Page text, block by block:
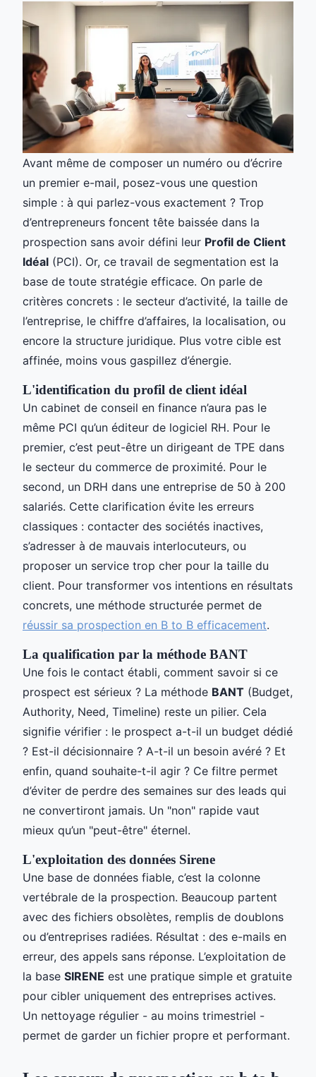
Avant même de composer un numéro ou d’écrire
un premier e-mail, posez-vous une question
simple : à qui parlez-vous exactement ? Trop
d’entrepreneurs foncent tête baissée dans la
prospection sans avoir défini leur Profil de Client
Idéal (PCI). Or, ce travail de segmentation est la
base de toute stratégie efficace. On parle de
critères concrets : le secteur d’activité, la taille de
l’entreprise, le chiffre d’affaires, la localisation, ou
encore la structure juridique. Plus votre cible est
affinée, moins vous gaspillez d’énergie.
L'identification du profil de client idéal
Un cabinet de conseil en finance n’aura pas le
même PCI qu’un éditeur de logiciel RH. Pour le
premier, c’est peut-être un dirigeant de TPE dans
le secteur du commerce de proximité. Pour le
second, un DRH dans une entreprise de 50 à 200
salariés. Cette clarification évite les erreurs
classiques : contacter des sociétés inactives,
s’adresser à de mauvais interlocuteurs, ou
proposer un service trop cher pour la taille du
client. Pour transformer vos intentions en résultats
concrets, une méthode structurée permet de
réussir sa prospection en B to B efficacement.
La qualification par la méthode BANT
Une fois le contact établi, comment savoir si ce
prospect est sérieux ? La méthode BANT (Budget,
Authority, Need, Timeline) reste un pilier. Cela
signifie vérifier : le prospect a-t-il un budget dédié
? Est-il décisionnaire ? A-t-il un besoin avéré ? Et
enfin, quand souhaite-t-il agir ? Ce filtre permet
d’éviter de perdre des semaines sur des leads qui
ne convertiront jamais. Un "non" rapide vaut
mieux qu’un "peut-être" éternel.
L'exploitation des données Sirene
Une base de données fiable, c’est la colonne
vertébrale de la prospection. Beaucoup partent
avec des fichiers obsolètes, remplis de doublons
ou d’entreprises radiées. Résultat : des e-mails en
erreur, des appels sans réponse. L’exploitation de
la base SIRENE est une pratique simple et gratuite
pour cibler uniquement des entreprises actives.
Un nettoyage régulier - au moins trimestriel -
permet de garder un fichier propre et performant.